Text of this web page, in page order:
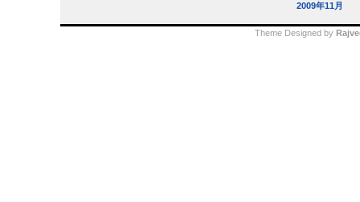
2009年11月
Theme Designed by